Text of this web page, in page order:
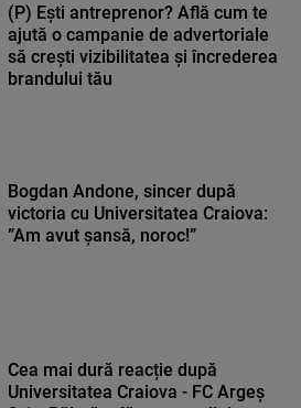
(P) Ești antreprenor? Află cum te
ajută o campanie de advertoriale
să crești vizibilitatea și încrederea
brandului tău
Bogdan Andone, sincer după
victoria cu Universitatea Craiova:
”Am avut șansă, noroc!”
Cea mai dură reacție după
Universitatea Craiova - FC Argeș